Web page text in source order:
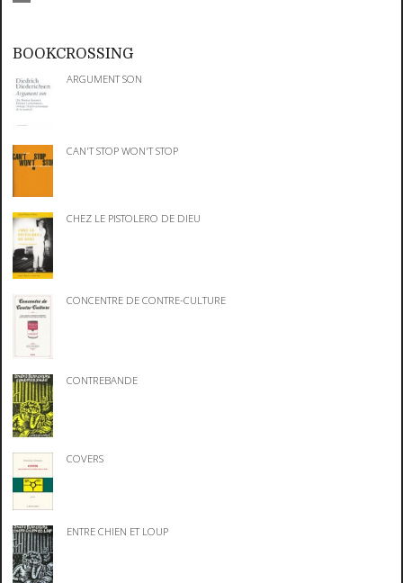
BOOKCROSSING
ARGUMENT SON
CAN'T STOP WON'T STOP
CHEZ LE PISTOLERO DE DIEU
CONCENTRE DE CONTRE-CULTURE
CONTREBANDE
COVERS
ENTRE CHIEN ET LOUP